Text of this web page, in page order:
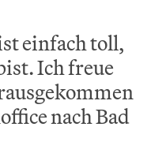
einfach toll,
Ich freue
nach Bad